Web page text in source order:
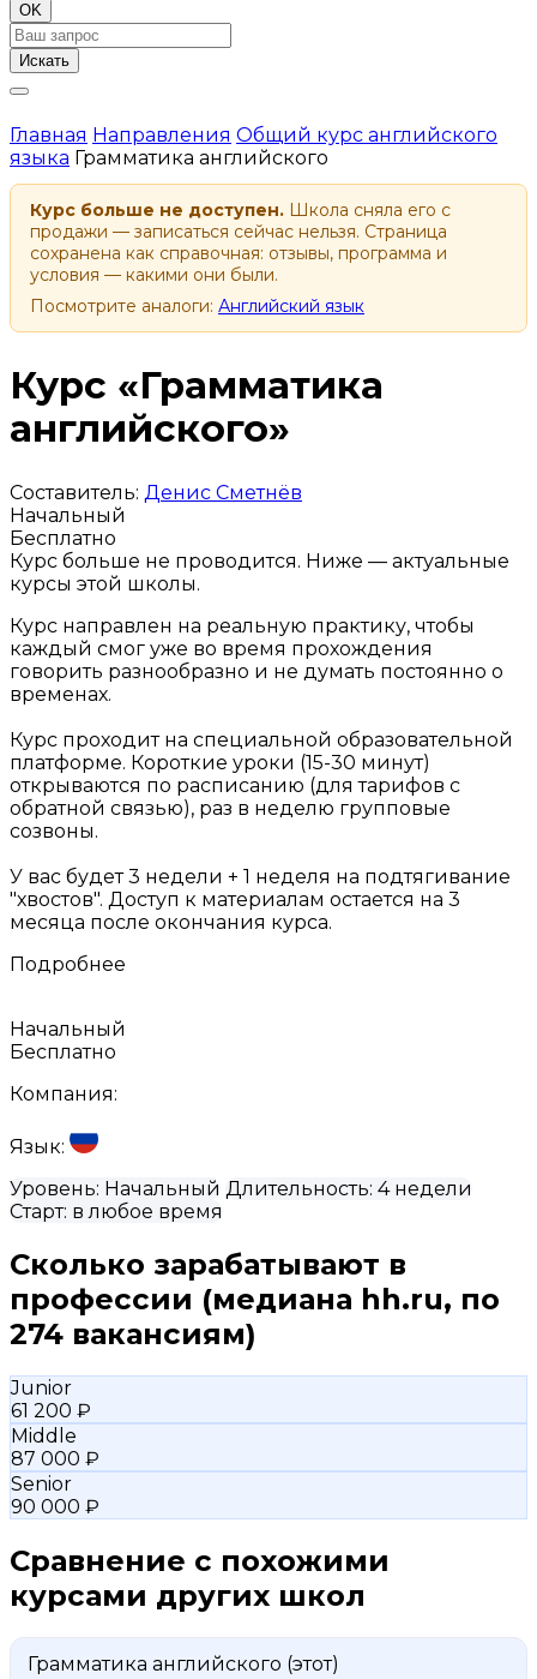
OK
Искать
Главная Направления Общий курс английского
языка Грамматика английского
Курс больше не доступен. Школа сняла его с
продажи — записаться сейчас нельзя. Страница
сохранена как справочная: отзывы, программа и
условия — какими они были.
Посмотрите аналоги: Английский язык
Курс «Грамматика
английского»
Составитель: Денис Сметнёв
Начальный
Бесплатно
Курс больше не проводится. Ниже — актуальные
курсы этой школы.
Курс направлен на реальную практику, чтобы
каждый смог уже во время прохождения
говорить разнообразно и не думать постоянно о
временах.
Курс проходит на специальной образовательной
платформе. Короткие уроки (15-30 минут)
открываются по расписанию (для тарифов с
обратной связью), раз в неделю групповые
созвоны.
У вас будет 3 недели + 1 неделя на подтягивание
"хвостов". Доступ к материалам остается на 3
месяца после окончания курса.
Подробнее
Начальный
Бесплатно
Компания:
Язык:
Уровень: Начальный Длительность: 4 недели
Старт: в любое время
Сколько зарабатывают в
профессии (медиана hh.ru, по
274 вакансиям)
Junior
61 200 ₽
Middle
87 000 ₽
Senior
90 000 ₽
Сравнение с похожими
курсами других школ
Грамматика английского (этот)